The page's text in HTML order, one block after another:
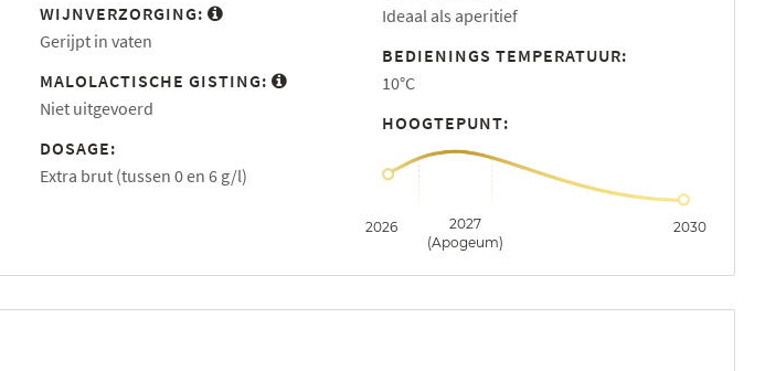
WIJNVERZORGING:
Gerijpt in vaten
MALOLACTISCHE GISTING:
Niet uitgevoerd
DOSAGE:
Extra brut (tussen 0 en 6 g/l)
Ideaal als aperitief
BEDIENINGS TEMPERATUUR:
10°C
HOOGTEPUNT:
2026
2027
(Apogeum)
2030